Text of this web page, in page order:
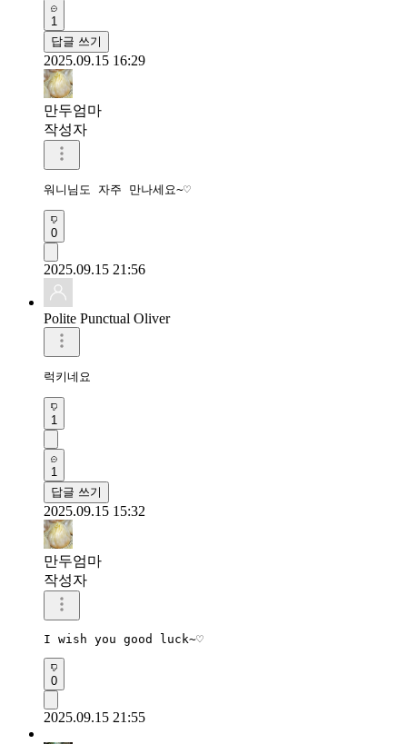
1
답글 쓰기
2025.09.15 16:29
만두엄마
작성자
워니님도 자주 만나세요~♡
0
2025.09.15 21:56
Polite Punctual Oliver
럭키네요
1
1
답글 쓰기
2025.09.15 15:32
만두엄마
작성자
I wish you good luck~♡
0
2025.09.15 21:55